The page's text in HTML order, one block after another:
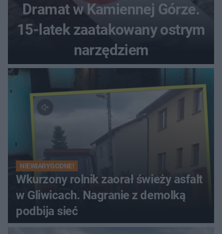
Dramat w Kamiennej Górze.
15-latek zaatakowany ostrym
narzędziem
NIEWIARYGODNE!
Wkurzony rolnik zaorał świeży asfalt
w Gliwicach. Nagranie z demolką
podbija sieć